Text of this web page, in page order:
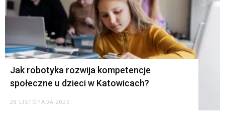
Jak robotyka rozwija kompetencje
społeczne u dzieci w Katowicach?
28 LISTOPADA 2025